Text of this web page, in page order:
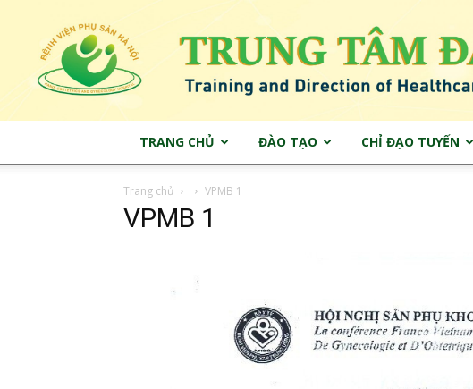
TRANG CHỦ ĐÀO TẠO CHỈ ĐẠO TUYẾN
Trang chủ VPMB 1
VPMB 1